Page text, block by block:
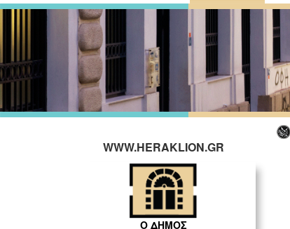
WWW.HERAKLION.GR
Ο ΔΗΜΟΣ